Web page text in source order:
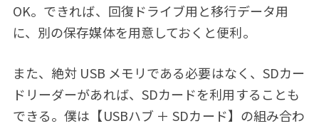
OK。できれば、回復ドライブ用と移行データ用
に、別の保存媒体を用意しておくと便利。
また、絶対 USB メモリである必要はなく、SDカー
ドリーダーがあれば、SDカードを利用することも
できる。僕は【USBハブ ＋ SDカード】の組み合わ